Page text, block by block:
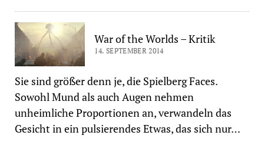
War of the Worlds – Kritik
14. SEPTEMBER 2014
Sie sind größer denn je, die Spielberg Faces.
Sowohl Mund als auch Augen nehmen
unheimliche Proportionen an, verwandeln das
Gesicht in ein pulsierendes Etwas, das sich nur…